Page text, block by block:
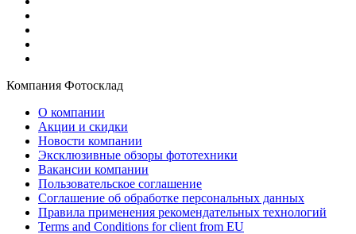
Компания Фотосклад
О компании
Акции и скидки
Новости компании
Эксклюзивные обзоры фототехники
Вакансии компании
Пользовательское соглашение
Соглашение об обработке персональных данных
Правила применения рекомендательных технологий
Terms and Conditions for client from EU